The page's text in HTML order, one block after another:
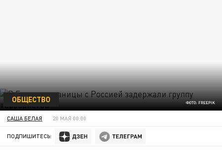
ФОТО: FREEPIK
ОБЩЕСТВО
САША БЕЛАЯ 20 МАЯ 00:00
ПОДПИШИТЕСЬ: